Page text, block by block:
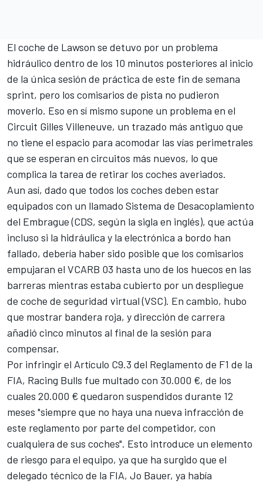
El coche de Lawson se detuvo por un problema
hidráulico dentro de los 10 minutos posteriores al inicio
de la única sesión de práctica de este fin de semana
sprint, pero los comisarios de pista no pudieron
moverlo. Eso en sí mismo supone un problema en el
Circuit Gilles Villeneuve, un trazado más antiguo que
no tiene el espacio para acomodar las vías perimetrales
que se esperan en circuitos más nuevos, lo que
complica la tarea de retirar los coches averiados.
Aun así, dado que todos los coches deben estar
equipados con un llamado Sistema de Desacoplamiento
del Embrague (CDS, según la sigla en inglés), que actúa
incluso si la hidráulica y la electrónica a bordo han
fallado, debería haber sido posible que los comisarios
empujaran el VCARB 03 hasta uno de los huecos en las
barreras mientras estaba cubierto por un despliegue
de coche de seguridad virtual (VSC). En cambio, hubo
que mostrar bandera roja, y dirección de carrera
añadió cinco minutos al final de la sesión para
compensar.
Por infringir el Artículo C9.3 del Reglamento de F1 de la
FIA, Racing Bulls fue multado con 30.000 €, de los
cuales 20.000 € quedaron suspendidos durante 12
meses "siempre que no haya una nueva infracción de
este reglamento por parte del competidor, con
cualquiera de sus coches". Esto introduce un elemento
de riesgo para el equipo, ya que ha surgido que el
delegado técnico de la FIA, Jo Bauer, ya había